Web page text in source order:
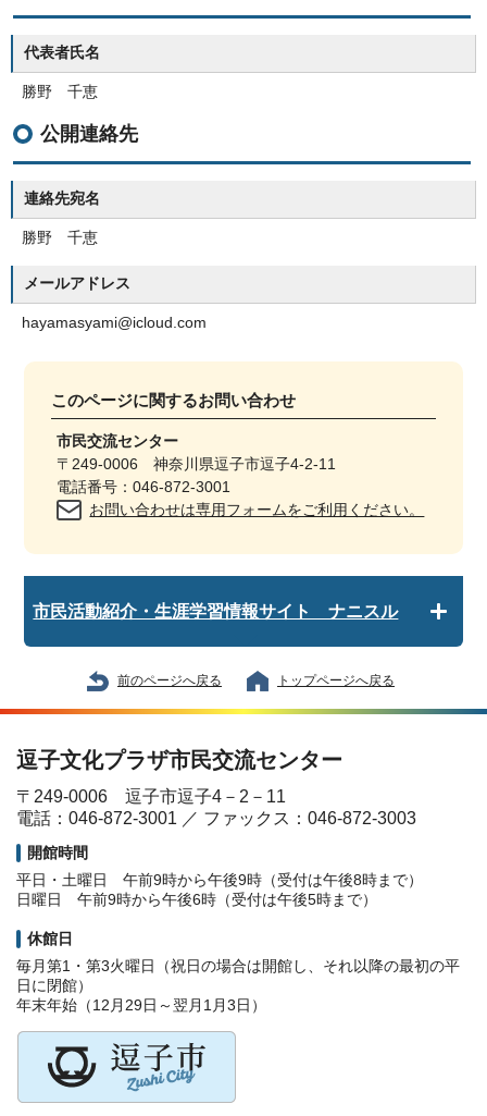
代表者氏名
勝野 千恵
公開連絡先
連絡先宛名
勝野 千恵
メールアドレス
hayamasyami@icloud.com
このページに関するお問い合わせ
市民交流センター
〒249-0006 神奈川県逗子市逗子4-2-11
電話番号：046-872-3001
お問い合わせは専用フォームをご利用ください。
市民活動紹介・生涯学習情報サイト ナニスル
前のページへ戻る トップページへ戻る
逗子文化プラザ市民交流センター
〒249-0006 逗子市逗子4－2－11
電話：046-872-3001 ／ ファックス：046-872-3003
開館時間
平日・土曜日 午前9時から午後9時（受付は午後8時まで）
日曜日 午前9時から午後6時（受付は午後5時まで）
休館日
毎月第1・第3火曜日（祝日の場合は開館し、それ以降の最初の平
日に閉館）
年末年始（12月29日～翌月1月3日）